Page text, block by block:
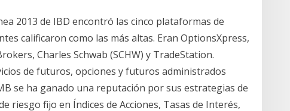
2013 de IBD encontró las cinco plataformas de
calificaron como las más altas. Eran OptionsXpress,
Charles Schwab (SCHW) y TradeStation.
de futuros, opciones y futuros administrados
se ha ganado una reputación por sus estrategias de
riesgo fijo en Índices de Acciones, Tasas de Interés,